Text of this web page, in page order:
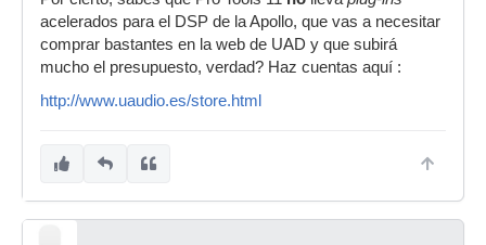
acelerados para el DSP de la Apollo, que vas a necesitar
comprar bastantes en la web de UAD y que subirá
mucho el presupuesto, verdad? Haz cuentas aquí :
http://www.uaudio.es/store.html